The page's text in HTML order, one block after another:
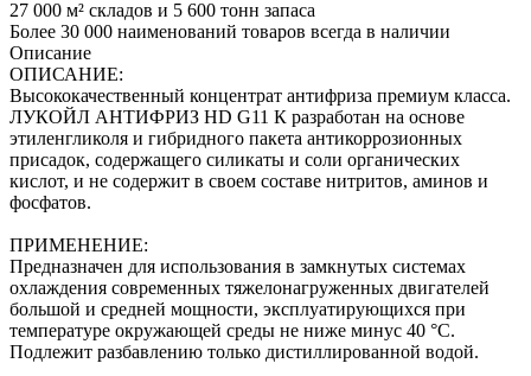
27 000 м² складов и 5 600 тонн запаса
Более 30 000 наименований товаров всегда в наличии
Описание
ОПИСАНИЕ:
Высококачественный концентрат антифриза премиум класса.
ЛУКОЙЛ АНТИФРИЗ HD G11 К разработан на основе
этиленгликоля и гибридного пакета антикоррозионных
присадок, содержащего силикаты и соли органических
кислот, и не содержит в своем составе нитритов, аминов и
фосфатов.
ПРИМЕНЕНИЕ:
Предназначен для использования в замкнутых системах
охлаждения современных тяжелонагруженных двигателей
большой и средней мощности, эксплуатирующихся при
температуре окружающей среды не ниже минус 40 °С.
Подлежит разбавлению только дистиллированной водой.